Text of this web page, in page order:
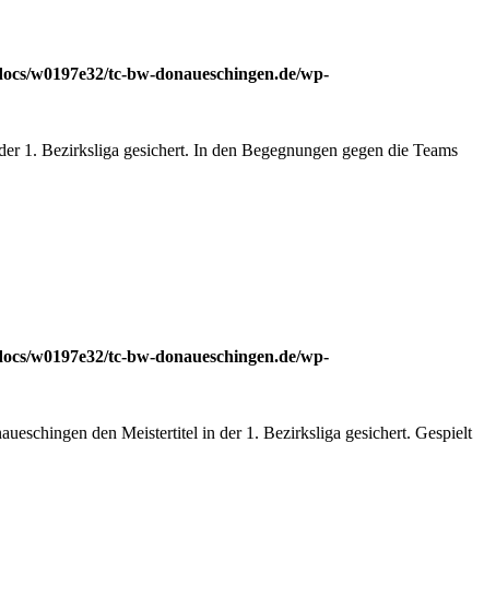
w0197e32/tc-bw-donaueschingen.de/wp-
1. Bezirksliga gesichert. In den Begegnungen gegen die Teams
w0197e32/tc-bw-donaueschingen.de/wp-
den Meistertitel in der 1. Bezirksliga gesichert. Gespielt